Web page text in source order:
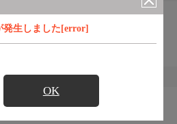
発生しました[error]
OK
番組